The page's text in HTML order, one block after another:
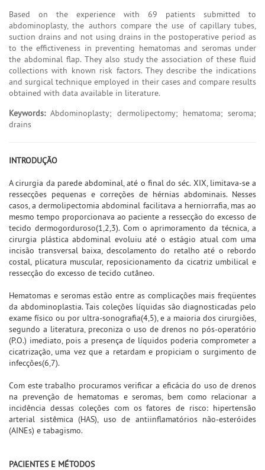
Based on the experience with 69 patients submitted to
abdominoplasty, the authors compare the use of capillary tubes,
suction drains and not using drains in the postoperative period as
to the effictiveness in preventing hematomas and seromas under
the abdominal flap. They also study the association of these fluid
collections with known risk factors. They describe the indications
and surgical technique employed in their cases and compare results
obtained with data available in literature.
Keywords:Abdominoplasty; dermolipectomy; hematoma; seroma;
drains
INTRODUÇÃO
A cirurgia da parede abdominal, até o final do séc. XIX, limitava-se a
ressecções pequenas e correções de hérnias abdominais. Nesses
casos, a dermolipectomia abdominal facilitava a herniorrafia, mas ao
mesmo tempo proporcionava ao paciente a ressecção do excesso de
tecido dermogorduroso(1,2,3). Com o aprimoramento da técnica, a
cirurgia plástica abdominal evoluiu até o estágio atual com uma
incisão transversal baixa, descolamento do retalho até o rebordo
costal, plicatura muscular, reposicionamento da cicatriz umbilical e
ressecção do excesso de tecido cutâneo.
Hematomas e seromas estão entre as complicações mais freqüentes
da abdominoplastia. Tais coleções líquidas são diagnosticadas pelo
exame físico ou por ultra-sonografia(4,5), e a maioria dos cirurgiões,
segundo a literatura, preconiza o uso de drenos no pós-operatório
(P.O.) imediato, pois a presença de líquidos poderia comprometer a
cicatrização, uma vez que a retardam e propiciam o surgimento de
infecções(6,7).
Com este trabalho procuramos verificar a eficácia do uso de drenos
na prevenção de hematomas e seromas, bem como relacionar a
incidência dessas coleções com os fatores de risco: hipertensão
arterial sistêmica (HAS), uso de antiinflamatórios não-esteróides
(AINEs) e tabagismo.
PACIENTES E MÉTODOS